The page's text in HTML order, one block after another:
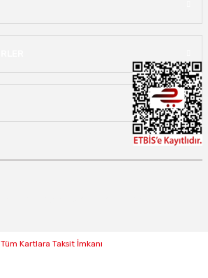
Tüm Kartlara Taksit İmkanı